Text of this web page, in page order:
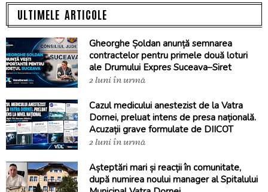
ULTIMELE ARTICOLE
Gheorghe Șoldan anunță semnarea
contractelor pentru primele două loturi
ale Drumului Expres Suceava–Siret
2 luni în urmă
Cazul medicului anestezist de la Vatra
Dornei, preluat intens de presa națională.
Acuzații grave formulate de DIICOT
2 luni în urmă
Așteptări mari și reacții în comunitate,
după numirea noului manager al Spitalului